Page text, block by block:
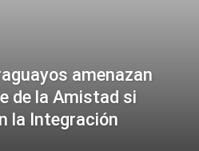
amenazan
de la Amistad si
la Integración